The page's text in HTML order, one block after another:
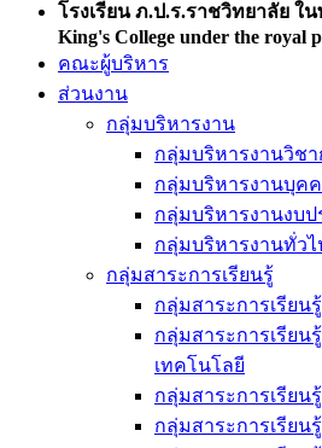
โรงเรียน ภ.ป.ร.ราชวิทยาลัย ใ
King's College under the royal
คณะผู้บริหาร
ส่วนงาน
กลุ่มบริหารงาน
กลุ่มบริหารงานวิชา
กลุ่มบริหารงานบุค
กลุ่มบริหารงานงบ
กลุ่มบริหารงานทั่วไ
กลุ่มสาระการเรียนรู้
กลุ่มสาระการเรีย
กลุ่มสาระการเรียน
เทคโนโลยี
กลุ่มสาระการเรียน
กลุ่มสาระการเรียน